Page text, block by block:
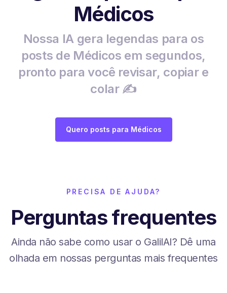
Médicos
Nossa IA gera legendas para os
posts de Médicos em segundos,
pronto para você revisar, copiar e
colar ✍️
Quero posts para Médicos
PRECISA DE AJUDA?
Perguntas frequentes
Ainda não sabe como usar o GalilAI? Dê uma
olhada em nossas perguntas mais frequentes